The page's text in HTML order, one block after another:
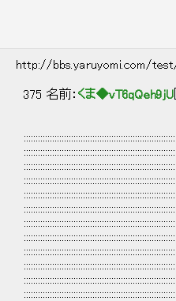
http://bbs.yaruyomi.com/
375 名前： くま◆vT6qQeh9jU